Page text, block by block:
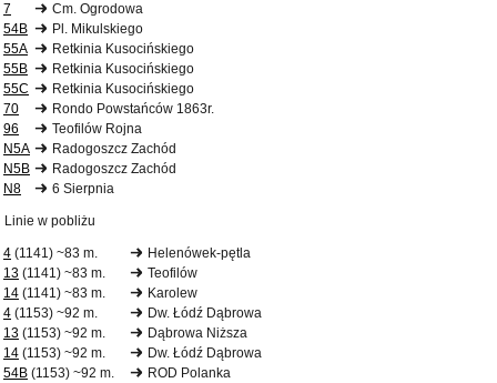
7
Cm. Ogrodowa
54B
Pl. Mikulskiego
55A
Retkinia Kusocińskiego
55B
Retkinia Kusocińskiego
55C
Retkinia Kusocińskiego
70
Rondo Powstańców 1863r.
96
Teofilów Rojna
N5A
Radogoszcz Zachód
N5B
Radogoszcz Zachód
N8
6 Sierpnia
Linie w pobliżu
4 (1141) ~83 m.
Helenówek-pętla
13 (1141) ~83 m.
Teofilów
14 (1141) ~83 m.
Karolew
4 (1153) ~92 m.
Dw. Łódź Dąbrowa
13 (1153) ~92 m.
Dąbrowa Niższa
14 (1153) ~92 m.
Dw. Łódź Dąbrowa
54B (1153) ~92 m.
ROD Polanka